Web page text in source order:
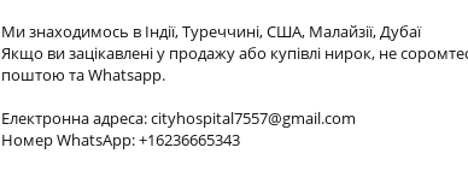
Ми знаходимось в Індії, Туреччині, США, Малайзії, Дубаї
Якщо ви зацікавлені у продажу або купівлі нирок, не
поштою та Whatsapp.
Електронна адреса:cityhospital7557@gmail.com
Номер WhatsApp: +16236665343